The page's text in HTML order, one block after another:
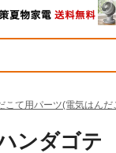
こて用パーツ(電気はんだ
ハンダゴ